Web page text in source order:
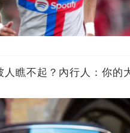
人瞧不起？內行人：你的